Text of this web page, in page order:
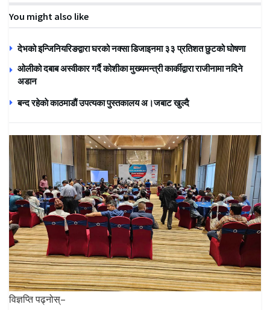
You might also like
देभको इन्जिनियरिङद्वारा घरको नक्सा डिजाइनमा ३३ प्रतिशत छुटको घोषणा
ओलीको दबाब अस्वीकार गर्दै कोशीका मुख्यमन्त्री कार्कीद्वारा राजीनामा नदिने
अडान
बन्द रहेकाे काठमाडाैं उपत्यका पुस्तकालय अ।जबाट खुल्दै
विज्ञप्ति पढ्नोस्–